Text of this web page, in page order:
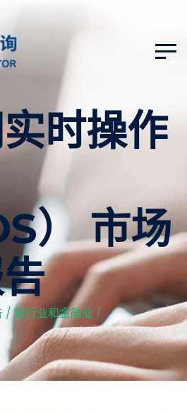
时操作
） 市场
/银行业和金融业 /